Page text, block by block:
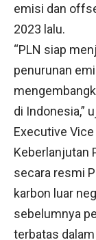
emisi dan
2023 lalu.
“PLN siap
penurunan
di Indonesia,”
Executive
Keberlanjutan
secara resmi
karbon luar
sebelumnya
terbatas